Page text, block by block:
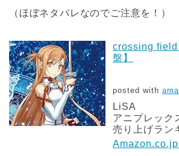
（ほぼネタバレなのでご注意を！）
crossing field
盤】
posted with
LiSA
アニプレック
売り上げラン
Amazon.co.jp